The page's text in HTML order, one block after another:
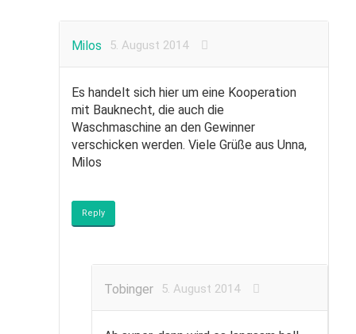
Milos 5. August 2014
Es handelt sich hier um eine Kooperation
mit Bauknecht, die auch die
Waschmaschine an den Gewinner
verschicken werden. Viele Grüße aus Unna,
Milos
Reply
Tobinger 5. August 2014